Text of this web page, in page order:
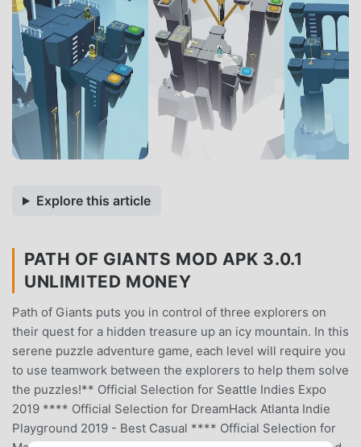
Explore this article
PATH OF GIANTS MOD APK 3.0.1
UNLIMITED MONEY
Path of Giants puts you in control of three explorers on
their quest for a hidden treasure up an icy mountain. In this
serene puzzle adventure game, each level will require you
to use teamwork between the explorers to help them solve
the puzzles!** Official Selection for Seattle Indies Expo
2019 **** Official Selection for DreamHack Atlanta Indie
Playground 2019 - Best Casual **** Official Selection for